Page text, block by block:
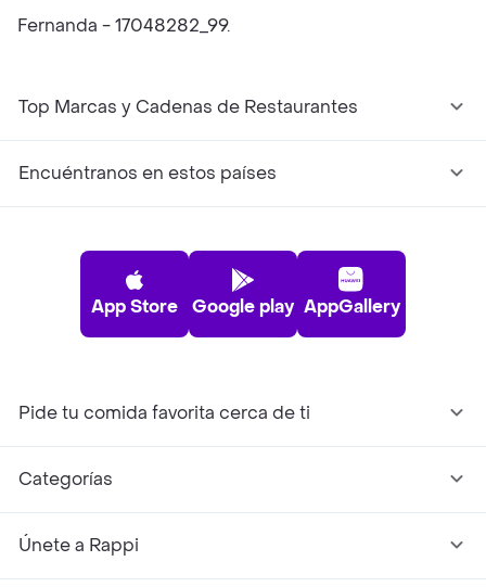
Fernanda - 17048282_99.
Top Marcas y Cadenas de Restaurantes
Encuéntranos en estos países
App Store Google play AppGallery
Pide tu comida favorita cerca de ti
Categorías
Únete a Rappi